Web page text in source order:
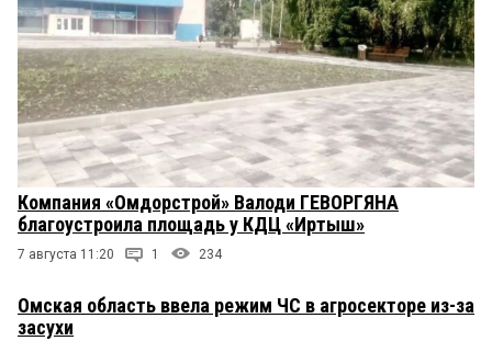
Компания «Омдорстрой» Валоди ГЕВОРГЯНА
благоустроила площадь у КДЦ «Иртыш»
7 августа 11:20 1 234
Омская область ввела режим ЧС в агросекторе из-за
засухи